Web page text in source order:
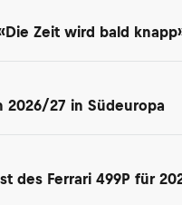
Zeit wird bald
2026/27 in Südeuropa
des Ferrari 499P für